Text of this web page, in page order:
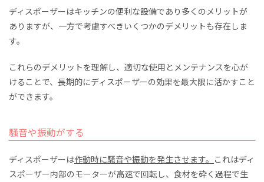
ディスポーザーはキッチンの便利な設備であり多くのメリットが
ありますが、一方で考慮すべきいくつかのデメリットも存在しま
す。
これらのデメリットを理解し、適切な使用とメンテナンスを心が
けることで、長期的にディスポーザーの効果を最大限に活かすこと
ができます。
騒音や振動がする
ディスポーザーは作動時に騒音や振動を発生させます。 これはディ
スポーザー内部のモーターが高速で回転し、食材を砕く過程で生